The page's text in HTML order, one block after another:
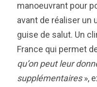
manoeuvrant pour
avant de réaliser un
guise de salut. Un
France qui permet
qu’on peut leur
supplémentaires»,